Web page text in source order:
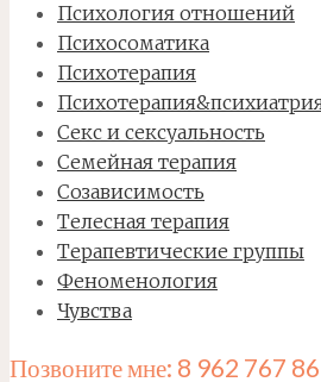
Психология отношений
Психосоматика
Психотерапия
Секс и сексуальность
Семейная терапия
Созависимость
Телесная терапия
Терапевтические группы
Феноменология
Чувства
Позвоните мне: 8 962 767